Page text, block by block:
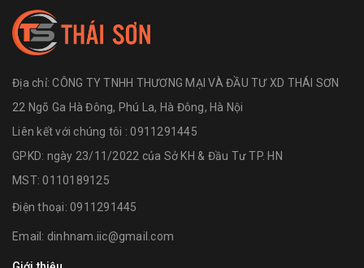
Địa chỉ:CÔNG TY TNHH THƯƠNG MẠI VÀ ĐẦU TƯ XD THÁI SƠN
22 Ngõ Ga Hà Đông, Phú La, Hà Đông, Hà Nội
Liên kết với chúng tôi : 0911291445
GPKD: ngày 23/11/2022 của Sở KH & Đầu Tư TP. HN
MST: 0110189125
Điện thoại: 0911291445
Email: dinhnam.iic@gmail.com